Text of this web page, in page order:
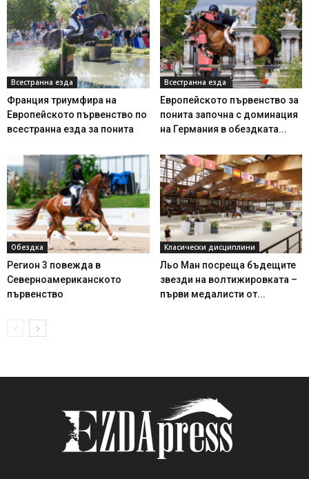
Всестранна езда
Франция триумфира на
Европейското първенство по
всестранна езда за понита
Всестранна езда
Европейското първенство за
понита започна с доминация
на Германия в обездката...
Обездка
Регион 3 повежда в
Северноамериканското
първенство
Класически дисциплини
Льо Ман посреща бъдещите
звезди на волтижировката –
първи медалисти от...